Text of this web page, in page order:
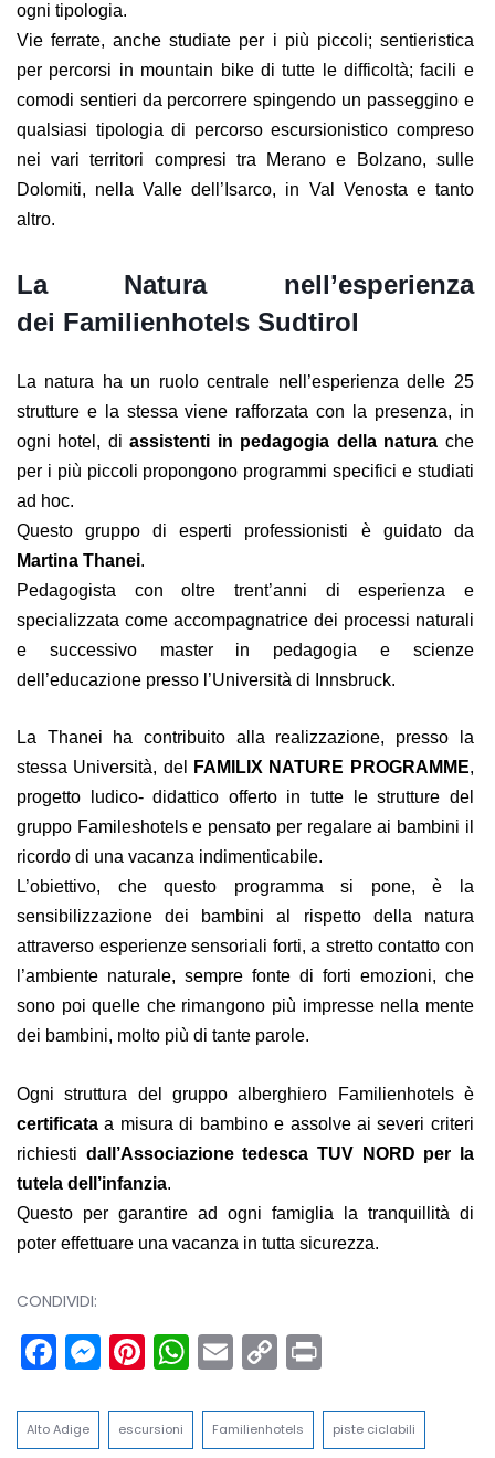
ogni tipologia.
Vie ferrate, anche studiate per i più piccoli; sentieristica
per percorsi in mountain bike di tutte le difficoltà; facili e
comodi sentieri da percorrere spingendo un passeggino e
qualsiasi tipologia di percorso escursionistico compreso
nei vari territori compresi tra Merano e Bolzano, sulle
Dolomiti, nella Valle dell’Isarco, in Val Venosta e tanto
altro.
La Natura nell’esperienza
dei Familienhotels Sudtirol
La natura ha un ruolo centrale nell’esperienza delle 25
strutture e la stessa viene rafforzata con la presenza, in
ogni hotel, diassistenti in pedagogia della natura che
per i più piccoli propongono programmi specifici e studiati
ad hoc.
Questo gruppo di esperti professionisti è guidato da
Martina Thanei.
Pedagogista con oltre trent’anni di esperienza e
specializzata come accompagnatrice dei processi naturali
e successivo master in pedagogia e scienze
dell’educazione presso l’Università di Innsbruck.
La Thanei ha contribuito alla realizzazione, presso la
stessa Università, del
FAMILIX NATURE PROGRAMME,
progetto ludico- didattico offerto in tutte le strutture del
gruppo Famileshotels e pensato per regalare ai bambini il
ricordo di una vacanza indimenticabile.
L’obiettivo, che questo programma si pone, è la
sensibilizzazione dei bambini al rispetto della natura
attraverso esperienze sensoriali forti, a stretto contatto con
l’ambiente naturale, sempre fonte di forti emozioni, che
sono poi quelle che rimangono più impresse nella mente
dei bambini, molto più di tante parole.
Ogni struttura del gruppo alberghiero Familienhotels è
certificata a misura di bambino e assolve ai severi criteri
richiesti dall’Associazione tedesca TUV NORD per la
tutela dell’infanzia.
Questo per garantire ad ogni famiglia la tranquillità di
poter effettuare una vacanza in tutta sicurezza.
CONDIVIDI:
Facebook
Messenger
Pinterest
WhatsApp
Email
Copy
Link
Alto Adige escursioni Familienhotels piste ciclabili